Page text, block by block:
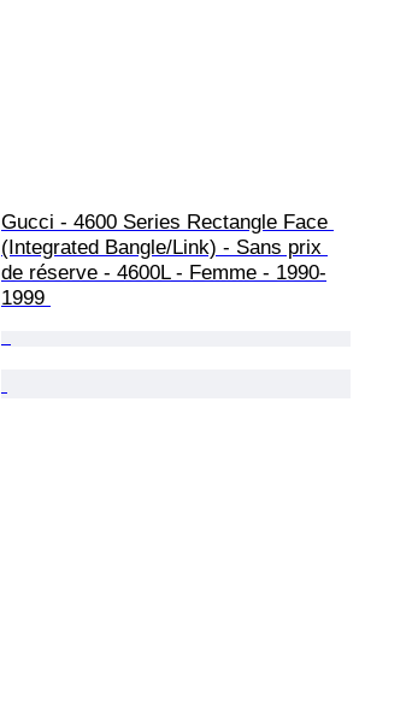
Gucci - 4600 Series Rectangle Face
(Integrated Bangle/Link) - Sans prix
de réserve - 4600L - Femme - 1990-
1999